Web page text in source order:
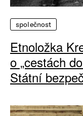
společnost
Etnoložka
o „cestách
Státní